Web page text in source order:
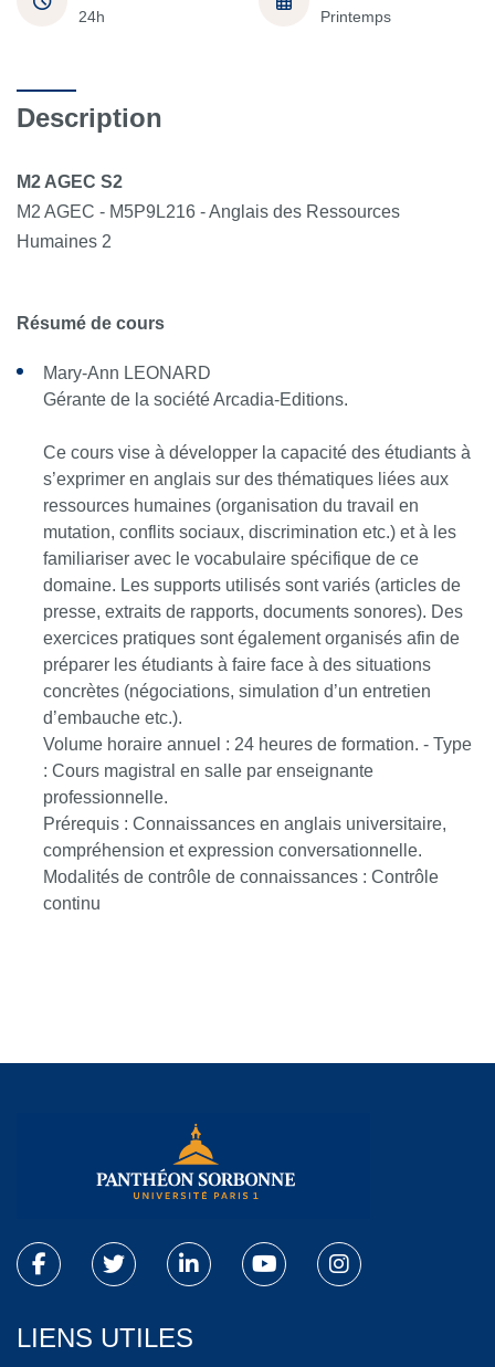
24h
Printemps
Description
M2 AGEC S2
M2 AGEC - M5P9L216 - Anglais des Ressources
Humaines 2
Résumé de cours
Mary-Ann LEONARD
Gérante de la société Arcadia-Editions.
Ce cours vise à développer la capacité des étudiants à
s’exprimer en anglais sur des thématiques liées aux
ressources humaines (organisation du travail en
mutation, conflits sociaux, discrimination etc.) et à les
familiariser avec le vocabulaire spécifique de ce
domaine. Les supports utilisés sont variés (articles de
presse, extraits de rapports, documents sonores). Des
exercices pratiques sont également organisés afin de
préparer les étudiants à faire face à des situations
concrètes (négociations, simulation d’un entretien
d’embauche etc.).
Volume horaire annuel : 24 heures de formation. - Type
: Cours magistral en salle par enseignante
professionnelle.
Prérequis : Connaissances en anglais universitaire,
compréhension et expression conversationnelle.
Modalités de contrôle de connaissances : Contrôle
continu
LIENS UTILES